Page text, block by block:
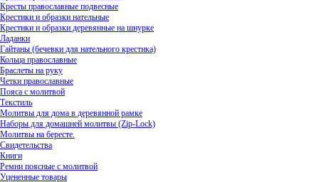
Кресты православные подвесные
Крестики и образки нательные
Крестики и образки деревянные на шнурке
Ладанки
Гайтаны (бечевки для нательного крестика)
Кольца православные
Браслеты на руку
Четки православные
Пояса с молитвой
Текстиль
Молитвы для дома в деревянной рамке
Наборы для домашней молитвы (Zip-Lock)
Молитвы на бересте.
Свидетельства
Книги
Ремни поясные с молитвой
Уцененные товары